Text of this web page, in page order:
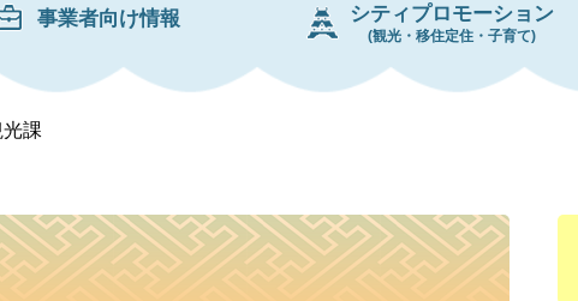
事業者向け情報 シティプロモーション
(観光・移住定住・子育て)
課